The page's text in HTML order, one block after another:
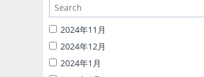
1/24 CATERING MACHINES
1/32 RC TRUCK-YAROU
1/24 INITIAL-D
BACK TO THE FUTURE
2024年11月
2024年12月
2024年1月